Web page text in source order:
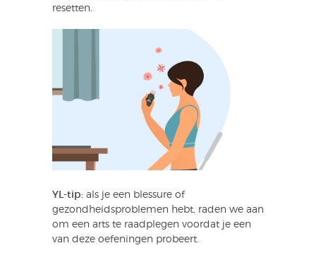
resetten.
YL-tip: als je een blessure of
gezondheidsproblemen hebt, raden we aan
om een arts te raadplegen voordat je een
van deze oefeningen probeert.